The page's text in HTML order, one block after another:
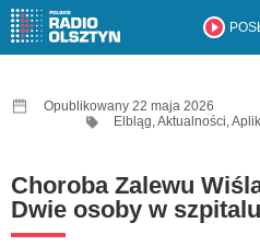
Opublikowany 22 maja 2026
Elbląg,Aktualności,
Choroba Zalewu
Dwie osoby w szpitalu